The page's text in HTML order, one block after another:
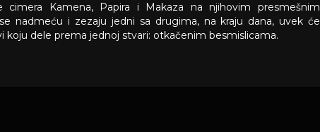
cimera Kamena, Papira i Makaza na njihovim presmešnim
nadmeću i zezaju jedni sa drugima, na kraju dana, uvek će
koju dele prema jednoj stvari: otkačenim besmislicama.